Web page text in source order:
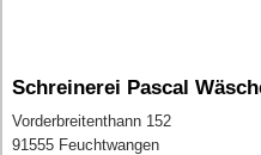
Schreinerei Pascal
Vorderbreitenthann 152
91555 Feuchtwangen